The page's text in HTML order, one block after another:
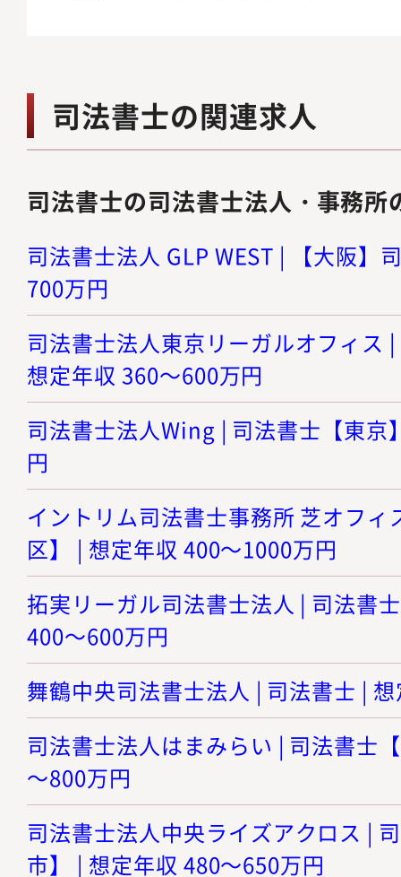
司法書士の関連求人
司法書士の司法書士法人・事務所
司法書士法人 GLP WEST | 【大阪】
700万円
司法書士法人東京リーガルオフィス
想定年収 360～600万円
司法書士法人Wing | 司法書士【東京
円
イントリム司法書士事務所 芝オフ
区】 | 想定年収 400～1000万円
拓実リーガル司法書士法人 | 司法書
400～600万円
舞鶴中央司法書士法人 | 司法書士 |
司法書士法人はまみらい | 司法書士
～800万円
司法書士法人中央ライズアクロス |
市】 | 想定年収 480～650万円